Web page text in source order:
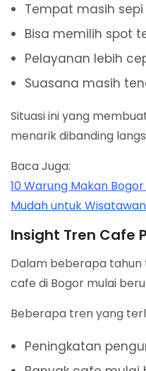
Tempat masih sepi
Bisa memilih spot
Pelayanan lebih
Suasana masih
Situasi ini yang
menarik dibanding
Baca Juga:
10 Warung Makan
Mudah untuk Wisatawan
Insight Tren Cafe
Dalam beberapa tahun
cafe di Bogor mulai
Beberapa tren yang
Peningkatan